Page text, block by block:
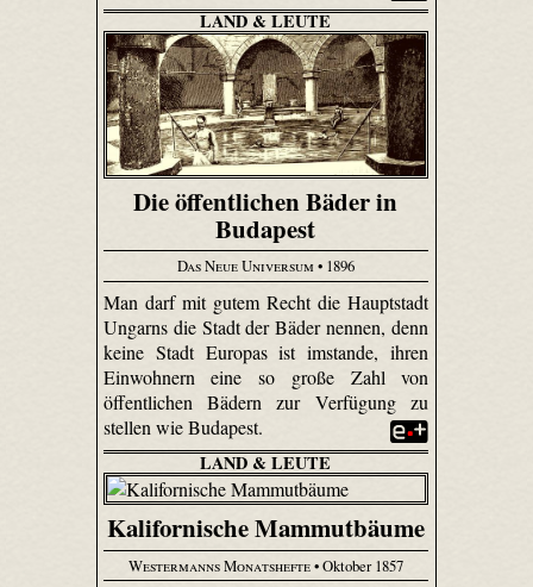
LAND & LEUTE
Die öffentlichen Bäder in
Budapest
Das Neue Universum • 1896
Man darf mit gutem Recht die Hauptstadt
Ungarns die Stadt der Bäder nennen, denn
keine Stadt Europas ist imstande, ihren
Einwohnern eine so große Zahl von
öffentlichen Bädern zur Verfügung zu
stellen wie Budapest.
LAND & LEUTE
Kalifornische Mammutbäume
Westermanns Monatshefte• Oktober 1857